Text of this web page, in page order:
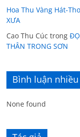
Hoa Thu Vàng Hát-
XƯA
Cao Thu Cúc trong
THÂN TRONG SƠN
Bình luận
None found